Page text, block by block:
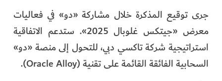
جرى توقيع المذكرة خلال مشاركة «دو» في فعاليات
معرض «جيتكس غلوبال 2025». ستدعم الاتفاقية
استراتيجية شركة تاكسي دبي، للتحول إلى منصة «دو»
السحابية الفائقة القائمة على تقنية (Oracle Alloy).